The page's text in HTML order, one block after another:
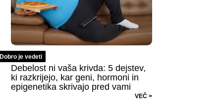
Dobro je vedeti
Debelost ni vaša krivda: 5 dejstev,
ki razkrijejo, kar geni, hormoni in
epigenetika skrivajo pred vami
VEČ >